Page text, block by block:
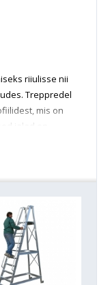
riiulisse nii
Treppredel
mis on
jalad on
esimestele
vältida
käsipuud.
põlvetugi.